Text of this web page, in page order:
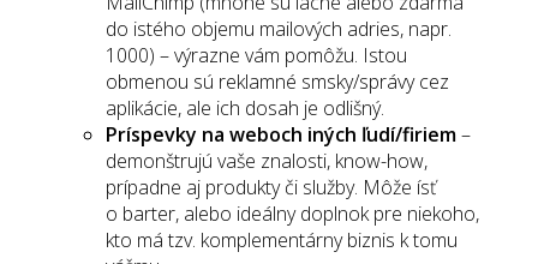
do istého objemu mailových adries, napr.
1000) – výrazne vám pomôžu. Istou
obmenou sú reklamné smsky/správy cez
aplikácie, ale ich dosah je odlišný.
Príspevky na weboch iných ľudí/firiem–
demonštrujú vaše znalosti, know-how,
prípadne aj produkty či služby. Môže ísť
o barter, alebo ideálny doplnok pre niekoho,
kto má tzv. komplementárny biznis k tomu